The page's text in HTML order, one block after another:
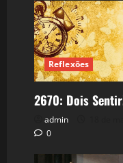
Reflexões
2670: Dois
admin
0